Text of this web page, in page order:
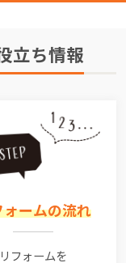
立ち情報
ォームの流れ
リフォームを